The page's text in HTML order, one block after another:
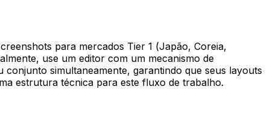
para mercados Tier 1 (Japão, Coreia,
use um editor com um mecanismo de
simultaneamente, garantindo que seus layouts
estrutura técnica para este fluxo de trabalho.